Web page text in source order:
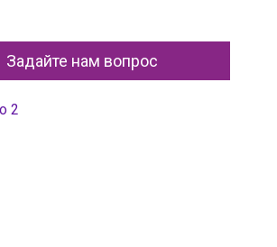
Задайте нам вопрос